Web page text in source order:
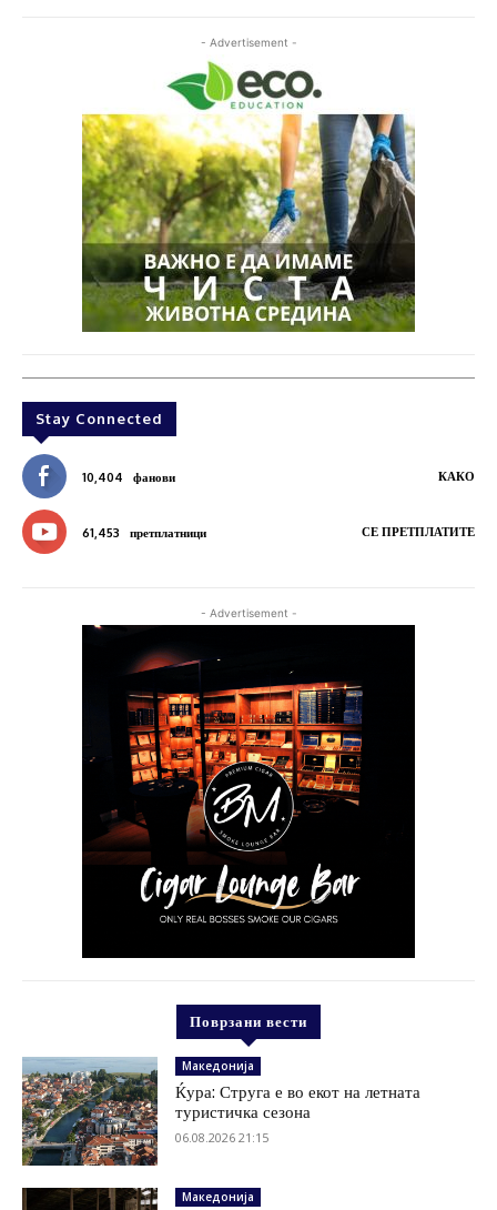
- Advertisement -
Stay Connected
10,404 фанови КАКО
61,453 претплатници СЕ ПРЕТПЛАТИТЕ
- Advertisement -
Поврзани вести
Македонија
Ќура: Струга е во екот на летната
туристичка сезона
06.08.2026 21:15
Македонија